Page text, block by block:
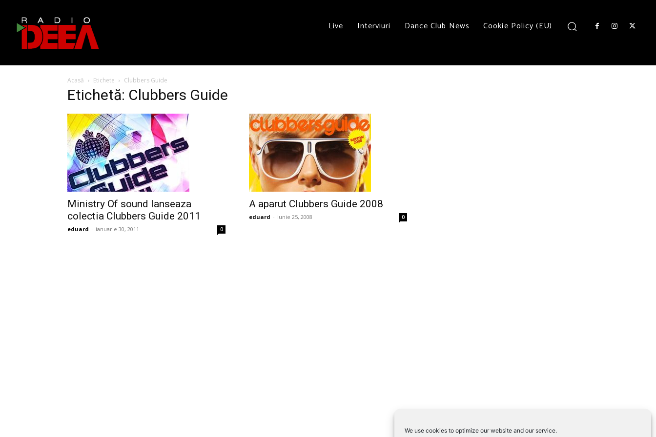
We use cookies to optimize our website and our service.
Live Interviuri Dance Club News Cookie Policy (EU)
Acasă Etichete Clubbers Guide
Etichetă: Clubbers Guide
Ministry Of sound lanseaza
colectia Clubbers Guide 2011
eduard - ianuarie 30, 2011 0
A aparut Clubbers Guide 2008
eduard - iunie 25, 2008 0